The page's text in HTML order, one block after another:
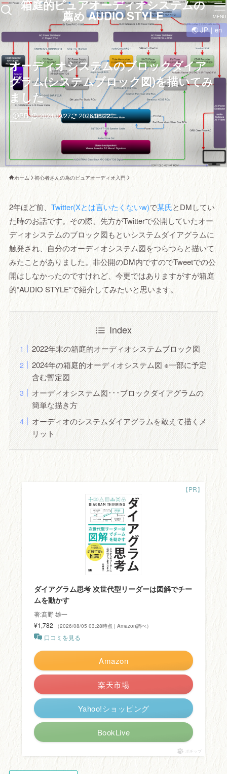
箱庭的ピュアオーディオシステムの
薦め AUDIO STYLE MENU
オーディオシステムのブロックダイア
グラム(システムブロック図)を描いてみ
ました
PR 2024/09/27 2026/06/22
ホーム 初心者さんの為のピュアオーディオ入門
2年ほど前、 Twitter(Xとは言いたくないw)で某氏とDMしてい
た時のお話です。その際、先方がTwitterで公開していたオー
ディオシステムのブロック図もといシステムダイアグラムに
触発され、自分のオーディオシステム図をつらつらと描いて
みたことがありました。非公開のDM内ですのでTweetでの公
開はしなかったのですけれど、今更ではありますがすが箱庭
的”AUDIO STYLE”で紹介してみたいと思います。
Index
2022年末の箱庭的オーディオシステムブロック図
2024年の箱庭的オーディオシステム図 ※一部に予定
含む暫定図
オーディオシステム図･･･ブロックダイアグラムの
簡単な描き方
オーディオのシステムダイアグラムを敢えて描くメ
リット
ダイアグラム思考 次世代型リーダーは図解でチー
ムを動かす
著:髙野 雄一
¥1,782
（2026/08/05 03:28時点 | Amazon調べ）
口コミを見る
Amazon
楽天市場
Yahoo!ショッピング
BookLive
ポチップ
🌏 JP｜en